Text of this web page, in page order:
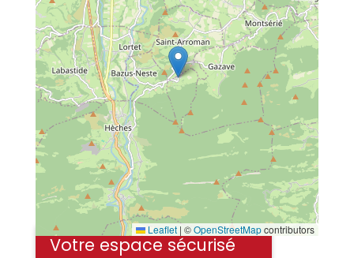
Leaflet | ©OpenStreetMapcontributors
Votre espace sécurisé